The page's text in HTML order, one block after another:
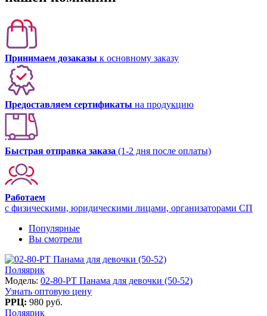
Принимаем дозаказы к основному заказу
Предоставляем сертификаты на продукцию
Быстрая отправка заказа (1-2 дня после оплаты)
Работаем
с физическими, юридическими лицами, организаторами СП
Популярные
Вы смотрели
Поляярик
Модель: 02-80-PT Панама для девочки (50-52)
Узнать оптовую цену
РРЦ: 980 руб.
Поляярик